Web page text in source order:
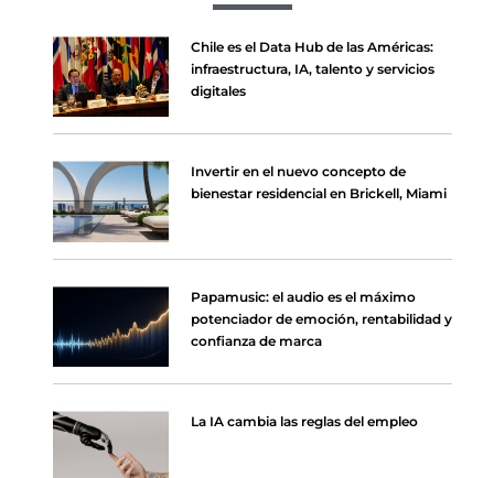
Chile es el Data Hub de las Américas:
infraestructura, IA, talento y servicios
digitales
Invertir en el nuevo concepto de
bienestar residencial en Brickell, Miami
Papamusic: el audio es el máximo
potenciador de emoción, rentabilidad y
confianza de marca
La IA cambia las reglas del empleo